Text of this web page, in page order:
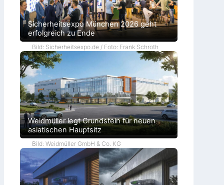
Sicherheitsexpo München 2026 geht
erfolgreich zu Ende
Bild: Sicherheitsexpo.de / Foto: Frank Schroth
Weidmüller legt Grundstein für neuen
asiatischen Hauptsitz
Bild: Weidmüller GmbH & Co. KG